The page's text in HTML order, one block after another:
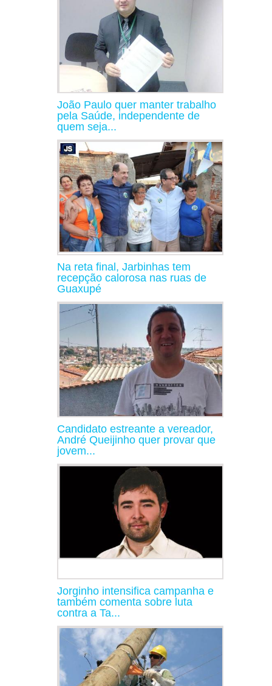
João Paulo quer manter trabalho
pela Saúde, independente de
quem seja...
Na reta final, Jarbinhas tem
recepção calorosa nas ruas de
Guaxupé
Candidato estreante a vereador,
André Queijinho quer provar que
jovem...
Jorginho intensifica campanha e
também comenta sobre luta
contra a Ta...